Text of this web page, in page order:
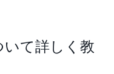
いて詳しく教